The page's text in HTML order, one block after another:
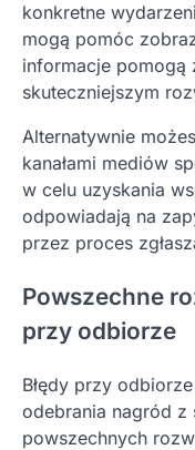
konkretne
mogą pomóc
informacje pomogą
skuteczniejszym
Alternatywnie
kanałami mediów
w celu uzyskania
odpowiadają na
przez proces
Powszechne
przy odbiorze
Błędy przy
odebrania nagród z
powszechnych